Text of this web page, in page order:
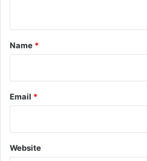
*
Name *
Email *
Website